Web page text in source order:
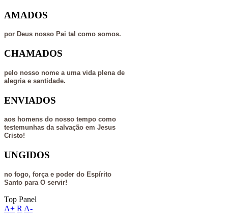
AMADOS
por Deus nosso Pai tal como somos.
CHAMADOS
pelo nosso nome a uma vida plena de
alegria e santidade.
ENVIADOS
aos homens do nosso tempo como
testemunhas da salvação em Jesus
Cristo!
UNGIDOS
no fogo, força e poder do Espírito
Santo para O servir!
Top Panel
A+ R A-